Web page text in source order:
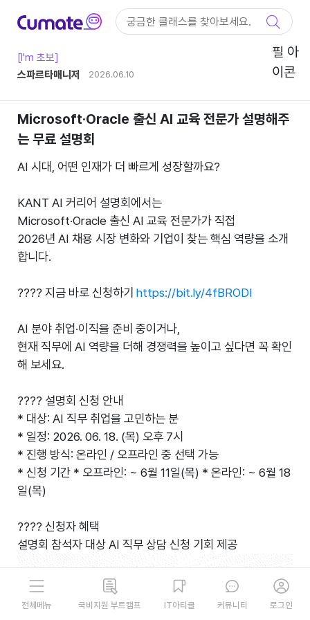
메인 메뉴 바로가기
커뮤니티
[I'm 초보]
작성자
스파르타매니저 작성일
2026.06.10
Microsoft·Oracle 출신 AI 교육 전문가 설명해주
는 무료 설명회
AI 시대, 어떤 인재가 더 빠르게 성장할까요?
KANT AI 커리어 설명회에서는
Microsoft·Oracle 출신 AI 교육 전문가가 직접
2026년 AI 채용 시장 변화와 기업이 찾는 핵심 역량을 소개
합니다.
???? 지금 바로 신청하기 https://bit.ly/4fBRODI
AI 분야 취업·이직을 준비 중이거나,
현재 직무에 AI 역량을 더해 경쟁력을 높이고 싶다면 꼭 확인
해 보세요.
???? 설명회 신청 안내
* 대상: AI 직무 취업을 고민하는 분
* 일정: 2026. 06. 18. (목) 오후 7시
* 진행 방식: 온라인 / 오프라인 중 선택 가능
* 신청 기간 * 오프라인: ~ 6월 11일(목) * 온라인: ~ 6월 18
일(목)
???? 신청자 혜택
설명회 참석자 대상 AI 직무 상담 신청 기회 제공
전체메뉴 국비지원 부트캠프 IT아티클 커뮤니티 로그인